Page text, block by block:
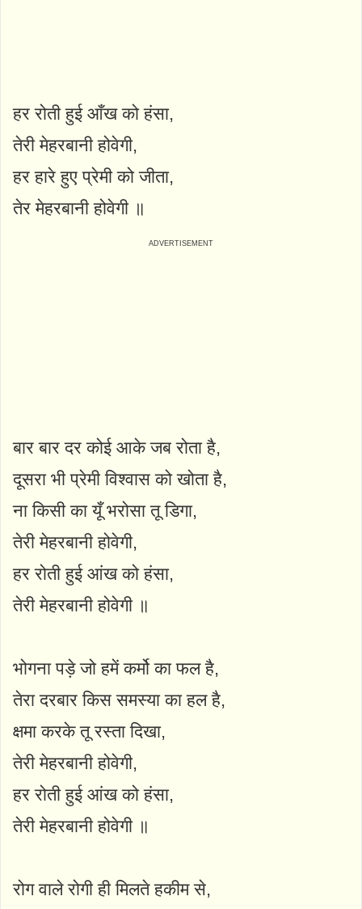
हर रोती हुई आँख को हंसा,
तेरी मेहरबानी होवेगी,
हर हारे हुए प्रेमी को जीता,
तेर मेहरबानी होवेगी ॥
बार बार दर कोई आके जब रोता है,
दूसरा भी प्रेमी विश्वास को खोता है,
ना किसी का यूँ भरोसा तू डिगा,
तेरी मेहरबानी होवेगी,
हर रोती हुई आंख को हंसा,
तेरी मेहरबानी होवेगी ॥
भोगना पड़े जो हमें कर्मो का फल है,
तेरा दरबार किस समस्या का हल है,
क्षमा करके तू रस्ता दिखा,
तेरी मेहरबानी होवेगी,
हर रोती हुई आंख को हंसा,
तेरी मेहरबानी होवेगी ॥
रोग वाले रोगी ही मिलते हकीम से,